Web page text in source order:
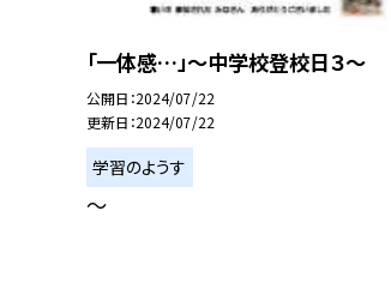
「一体感…」〜中学校登校日３〜
公開日 2024/07/22
更新日 2024/07/22
学習のようす
〜